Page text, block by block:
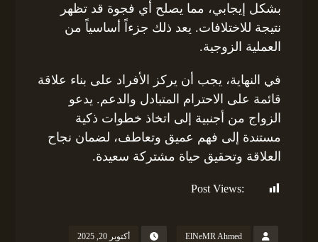
بشكل إيجابي، مما يصلح أي فجوة قد تظهر
نتيجة للاختلافات. يعد ذلك جزءاً أساسياً من
العملية الزوجية.
في النهاية، يجب أن يركز الأفراد على بناء علاقة
قائمة على الاحترام المتبادل والدعم. يدعو
الزواج من أجنبية إلى اتخاذ خطوات ذكية
مستندة إلى فهم عميق وتعاطف، لضمان نجاح
العلاقة وتحقيق حياة مشتركة سعيدة.
Post Views:
ElNeMR Ahmed أكتوبر 20, 2025